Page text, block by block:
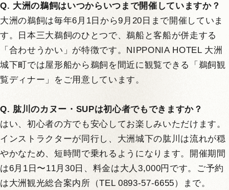
Q. 大洲の鵜飼はいつからいつまで開催していますか？
大洲の鵜飼は毎年6月1日から9月20日まで開催していま
す。日本三大鵜飼のひとつで、鵜船と客船が併走する
「合わせうかい」が特徴です。NIPPONIA HOTEL 大洲
城下町では屋形船から鵜飼を間近に観覧できる「鵜飼観
覧ディナー」をご用意しています。
Q. 肱川のカヌー・SUPは初心者でもできますか？
はい、初心者の方でも安心してお楽しみいただけます。
インストラクターが同行し、大洲城下の肱川は流れが穏
やかなため、短時間で乗れるようになります。開催期間
は6月1日〜11月30日、料金は大人3,000円です。ご予約
は大洲観光総合案内所（TEL 0893-57-6655）まで。